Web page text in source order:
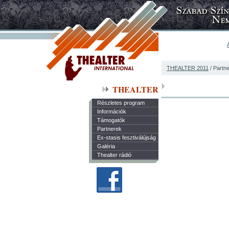
THEALTER 2011 /
THEALTER
Részletes program
Információk
Támogatók
Partnerek
Ex-stasis fesztiválújság
Galéria
Thealter rádió